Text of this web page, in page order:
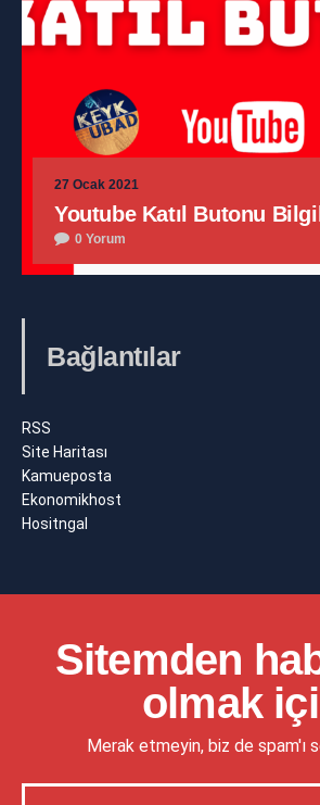
27 Ocak 2021
Youtube Katıl Butonu
0 Yorum
Bağlantılar
RSS
Site Haritası
Kamueposta
Ekonomikhost
Hositngal
Sitemden
olmak
Merak etmeyin, biz de spam'ı